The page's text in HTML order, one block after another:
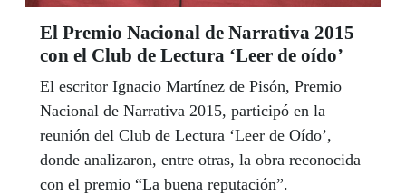
El Premio Nacional de Narrativa 2015
con el Club de Lectura ‘Leer de oído’
El escritor Ignacio Martínez de Pisón, Premio
Nacional de Narrativa 2015, participó en la
reunión del Club de Lectura ‘Leer de Oído’,
donde analizaron, entre otras, la obra reconocida
con el premio “La buena reputación”.